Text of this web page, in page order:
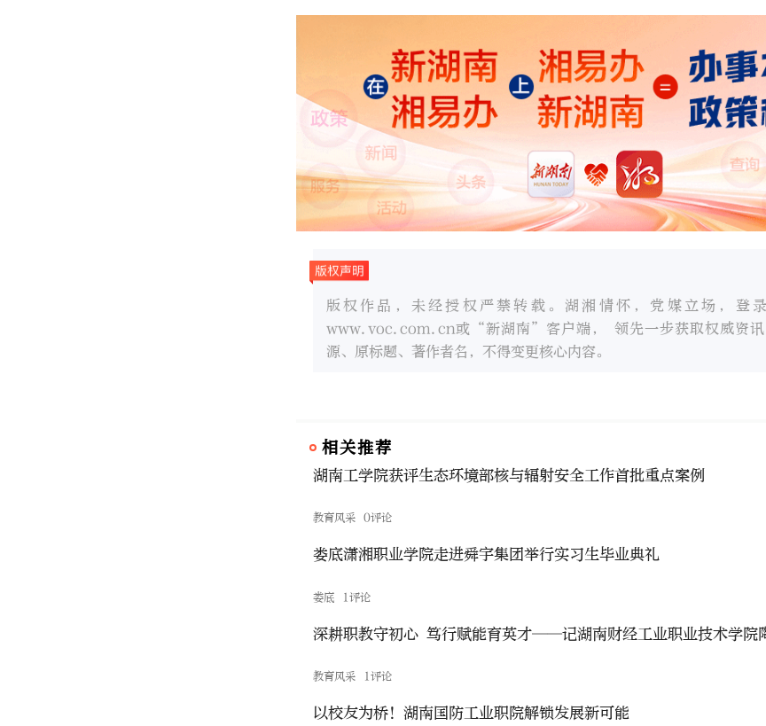
版权作品，未经授权严禁转载。湖湘情怀，党媒立场，登
www.voc.com.cn或“新湖南”客户端， 领先一步获取权威资讯
源、原标题、著作者名，不得变更核心内容。
相关推荐
湖南工学院获评生态环境部核与辐射安全工作首批重点案例
教育风采 0评论
娄底潇湘职业学院走进舜宇集团举行实习生毕业典礼
娄底 1评论
深耕职教守初心 笃行赋能育英才——记湖南财经工业职业技术学院
教育风采 1评论
以校友为桥！湖南国防工业职院解锁发展新可能